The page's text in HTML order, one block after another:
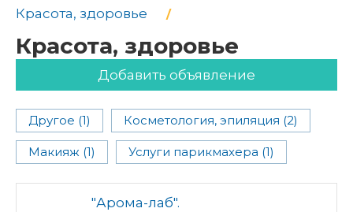
Красота, здоровье
Красота, здоровье
Добавить объявление
Другое (1) Косметология, эпиляция (2)
Макияж (1) Услуги парикмахера (1)
"Арома-лаб".